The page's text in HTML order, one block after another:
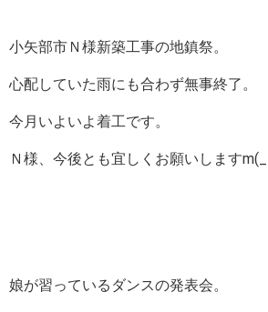
小矢部市Ｎ様新築工事の地鎮祭。
心配していた雨にも合わず無事終了。
今月いよいよ着工です。
Ｎ様、今後とも宜しくお願いします
娘が習っているダンスの発表会。